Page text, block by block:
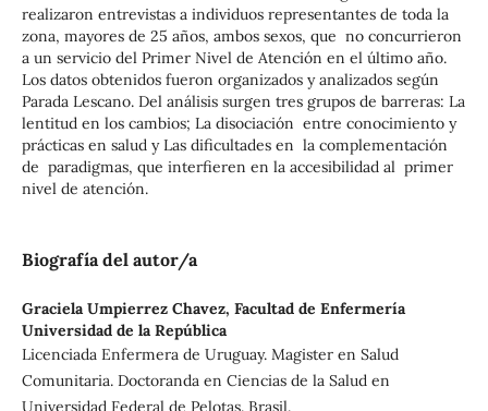
realizaron entrevistas a individuos representantes de toda la
zona, mayores de 25 años, ambos sexos, que no concurrieron
a un servicio del Primer Nivel de Atención en el último año.
Los datos obtenidos fueron organizados y analizados según
Parada Lescano. Del análisis surgen tres grupos de barreras: La
lentitud en los cambios; La disociación entre conocimiento y
prácticas en salud y Las dificultades en la complementación
de paradigmas, que interfieren en la accesibilidad al primer
nivel de atención.
Biografía del autor/a
Graciela Umpierrez Chavez, Facultad de Enfermería
Universidad de la República
Licenciada Enfermera de Uruguay. Magister en Salud
Comunitaria. Doctoranda en Ciencias de la Salud en
Universidad Federal de Pelotas. Brasil.